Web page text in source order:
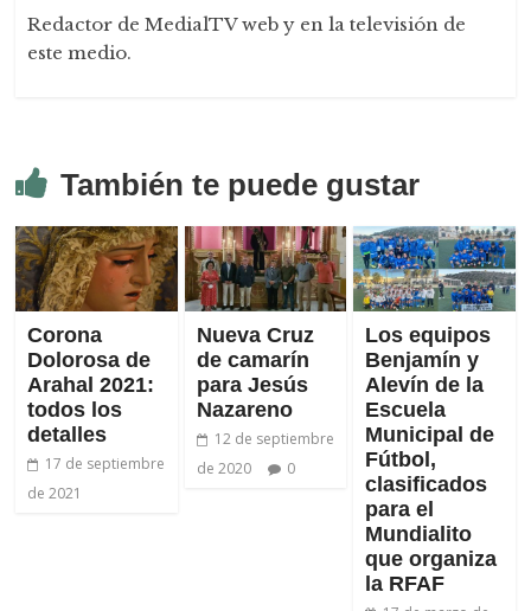
Redactor de MedialTV web y en la televisión de
este medio.
También te puede gustar
Corona
Dolorosa de
Arahal 2021:
todos los
detalles
17 de septiembre
de 2021
Nueva Cruz
de camarín
para Jesús
Nazareno
12 de septiembre
de 2020
0
Los equipos
Benjamín y
Alevín de la
Escuela
Municipal de
Fútbol,
clasificados
para el
Mundialito
que organiza
la RFAF